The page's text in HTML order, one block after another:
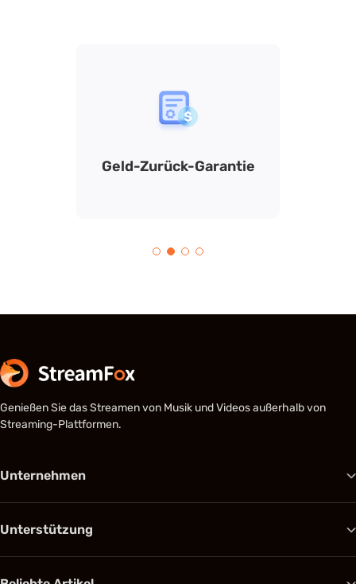
Geld-Zurück-Garantie
Genießen Sie das Streamen von Musik und Videos außerhalb von
Streaming-Plattformen.
Unternehmen
Unterstützung